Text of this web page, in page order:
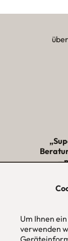
Um Ihnen
verwenden
–
Individuelles
ohne Mehrpreis